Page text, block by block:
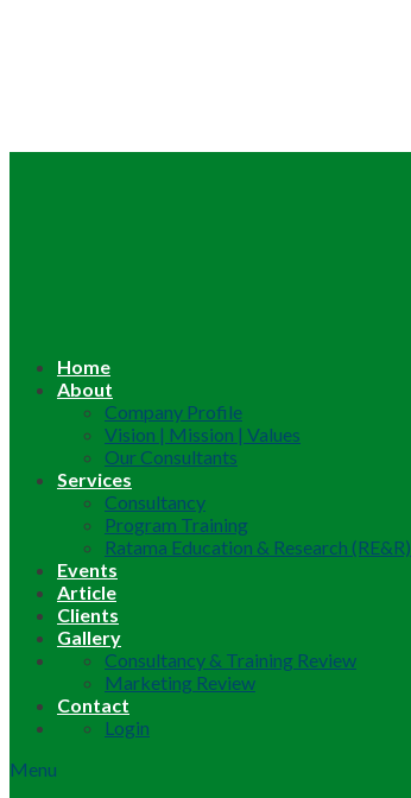
Home
About
Company Profile
Vision | Mission | Values
Our Consultants
Services
Consultancy
Program Training
Ratama Education & Research (RE&R)
Events
Article
Clients
Gallery
Consultancy & Training Review
Marketing Review
Contact
Login
Menu